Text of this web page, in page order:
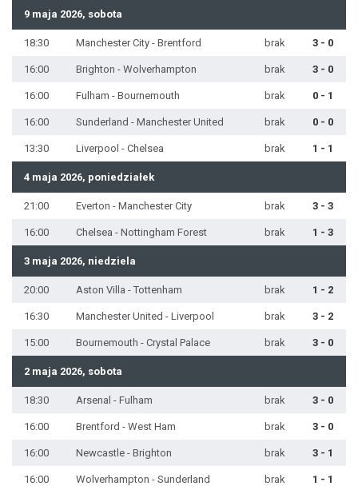
9 maja 2026, sobota
18:30 Manchester City - Brentford brak 3 - 0
16:00 Brighton - Wolverhampton brak 3 - 0
16:00 Fulham - Bournemouth brak 0 - 1
16:00 Sunderland - Manchester United brak 0 - 0
13:30 Liverpool - Chelsea brak 1 - 1
4 maja 2026, poniedziałek
21:00 Everton - Manchester City brak 3 - 3
16:00 Chelsea - Nottingham Forest brak 1 - 3
3 maja 2026, niedziela
20:00 Aston Villa - Tottenham brak 1 - 2
16:30 Manchester United - Liverpool brak 3 - 2
15:00 Bournemouth - Crystal Palace brak 3 - 0
2 maja 2026, sobota
18:30 Arsenal - Fulham brak 3 - 0
16:00 Brentford - West Ham brak 3 - 0
16:00 Newcastle - Brighton brak 3 - 1
16:00 Wolverhampton - Sunderland brak 1 - 1